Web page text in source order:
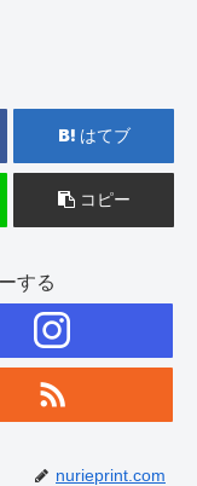
はてブ
コピー
する
nurieprint.com